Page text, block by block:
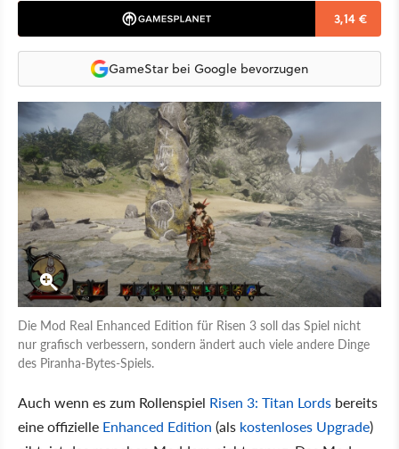
3,14 €
GameStar bei Google bevorzugen
Die Mod Real Enhanced Edition für Risen 3 soll das Spiel nicht
nur grafisch verbessern, sondern ändert auch viele andere Dinge
des Piranha-Bytes-Spiels.
Auch wenn es zum Rollenspiel Risen 3: Titan Lords bereits
eine offizielle Enhanced Edition (als kostenloses Upgrade)